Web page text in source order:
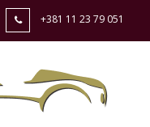
+381 11 23 79 051